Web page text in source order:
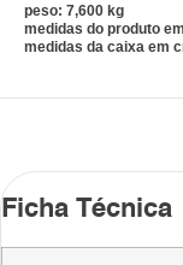
peso: 7,600 kg
medidas do produto
medidas da caixa em
Ficha Técnica